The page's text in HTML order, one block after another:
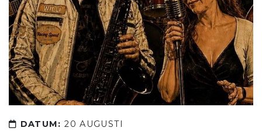
DATUM: 20 AUGUSTI